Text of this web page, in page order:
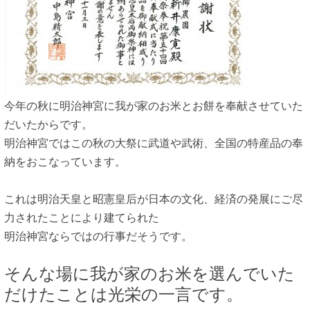
今年の秋に明治神宮に我が家のお米とお餅を奉献させていた
だいたからです。
明治神宮ではこの秋の大祭に武道や武術、全国の特産品の奉
納をおこなっています。
これは明治天皇と昭憲皇后が日本の文化、経済の発展にご尽
力されたことにより建てられた
明治神宮ならではの行事だそうです。
そんな場に我が家のお米を選んでいた
だけたことは光栄の一言です。